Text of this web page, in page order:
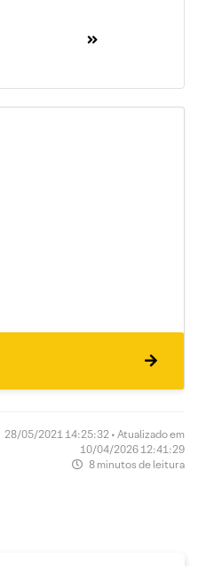
28/05/2021 14:25:32 • Atualizado em
10/04/2026 12:41:29
8 minutos de leitura